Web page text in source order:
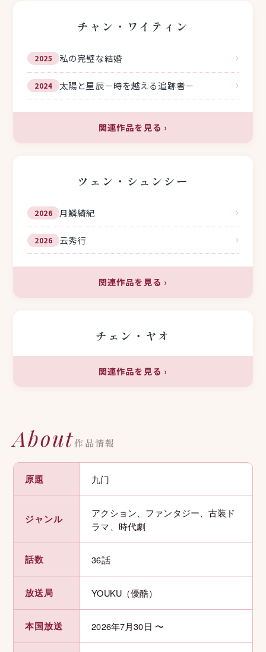
チャン・ワイティン
2025 私の完璧な結婚 ›
2024 太陽と星辰－時を越える追跡者－ ›
関連作品を見る ›
ツェン・シュンシー
2026 月鱗綺紀 ›
2026 云秀行 ›
関連作品を見る ›
チェン・ヤオ
関連作品を見る ›
About作品情報
原題 九门
ジャンル
アクション、ファンタジー、古装ド
ラマ、時代劇
話数 36話
放送局 YOUKU（優酷）
本国放送 2026年7月30日 〜